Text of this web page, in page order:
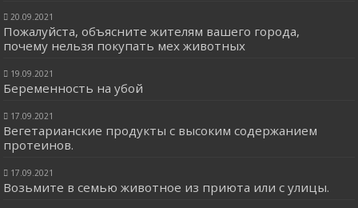
20.09.2021
Пожалуйста, объясните жителям вашего города,
почему нельзя покупать мех животных
19.09.2021
Беременность на убой
17.09.2021
Вегетарианские продукты с высоким содержанием
протеинов.
17.09.2021
Возьмите в семью животное из приюта или с улицы.